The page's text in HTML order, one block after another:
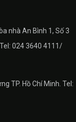
nhà An Bình 1, Số 3
024 3640 4111/
TP. Hồ Chí Minh. Tel: